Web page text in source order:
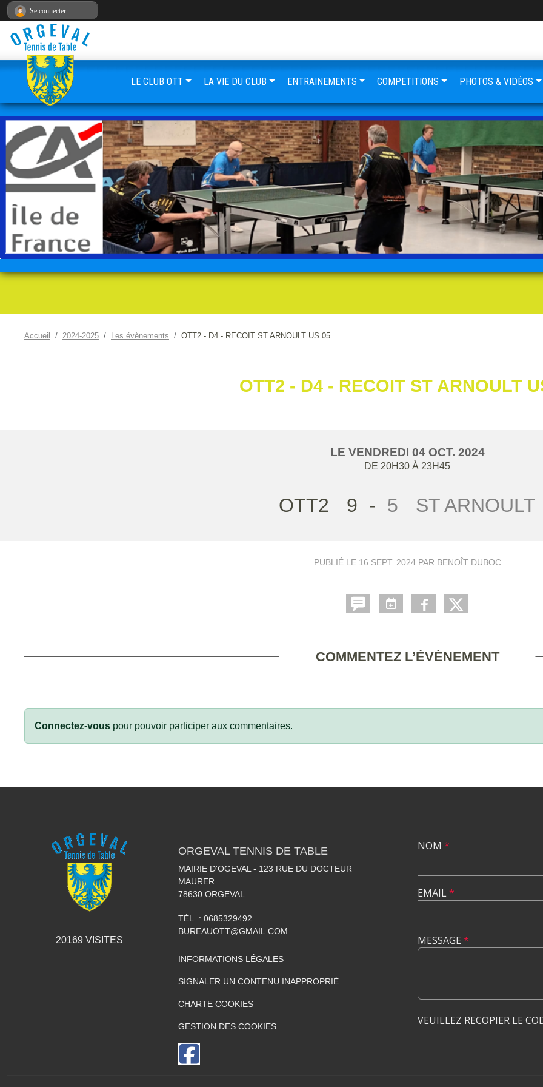
Accueil 2024-2025 Les évènements OTT2 - D4 - RECOIT ST ARNOULT US 05
OTT2 - D4 - RECOIT ST ARNOULT
LE VENDREDI 04 OCT. 2024
DE 20H30 À 23H45
OTT2 9 - 5 ST ARNOULT
PUBLIÉ LE 16 SEPT. 2024PAR BENOÎT DUBOC
COMMENTEZ L’ÉVÈNEMENT
Connectez-vous pour pouvoir participer aux commentaires.
LE CLUB OTT LA VIE DU CLUB ENTRAINEMENTS COMPETITIONS PHOTOS & VIDÉOS
20169 VISITES
ORGEVAL TENNIS DE TABLE
MAIRIE D'OGEVAL - 123 RUE DU DOCTEUR
MAURER
78630 ORGEVAL
TÉL. : 0685329492
BUREAUOTT@GMAIL.COM
INFORMATIONS LÉGALES
SIGNALER UN CONTENU INAPPROPRIÉ
CHARTE COOKIES
GESTION DES COOKIES
NOM *
EMAIL*
MESSAGE *
VEUILLEZ RECOPIER LE
Se connecter
Panneau de gestion des cookies